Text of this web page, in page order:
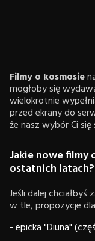
Filmy o kosmosie
mogłoby się
wielokrotnie
przed ekrany do
że nasz wybór Ci się
Jakie nowe filmy
ostatnich latach?
Jeśli dalej
w tle, propozycje
- epicka "Diuna"